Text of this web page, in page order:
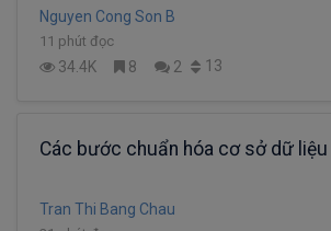
Nguyen Cong Son B
11 phút đọc
34.4K 8 2 13
Các bước chuẩn hóa cơ sở dữ
Tran Thi Bang Chau